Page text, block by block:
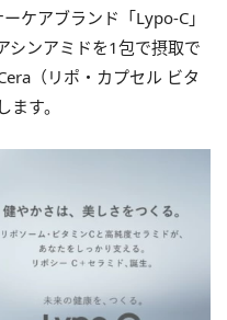
ケアブランド「Lypo-C」
シンアミドを1包で摂取で
（リポ・カプセル ビタ
す。